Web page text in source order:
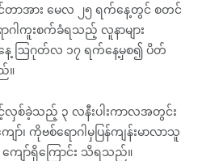
ာအား မေလ ၂၅ ရက်နေ့တွင် စတင်
ဂါကူးစက်ခံရသည့် လူနာများ
နေ့ ဩဂုတ်လ ၁၇ ရက်နေ့မှစ၍ ပိတ်
။
စ်ခဲ့သည့် ၃ လနီးပါးကာလအတွင်း
ာ်၊ ကိုဗစ်ရောဂါမှပြန်ကျန်းမာလာသူ
ကျော်ရှိကြောင်း သိရသည်။